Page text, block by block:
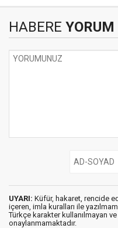
HABERE
UYARI: Küfür, hakaret, rencide
içeren, imla kuralları ile
Türkçe karakter kullanılmayan
onaylanmamaktadır.